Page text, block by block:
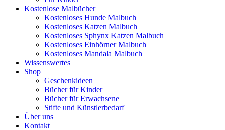
Kostenlose Malbücher
Kostenloses Hunde Malbuch
Kostenloses Katzen Malbuch
Kostenloses Sphynx Katzen Malbuch
Kostenloses Einhörner Malbuch
Kostenloses Mandala Malbuch
Wissenswertes
Shop
Geschenkideen
Bücher für Kinder
Bücher für Erwachsene
Stifte und Künstlerbedarf
Über uns
Kontakt